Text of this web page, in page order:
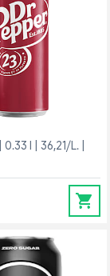
0.33 l
36,21/L.
0